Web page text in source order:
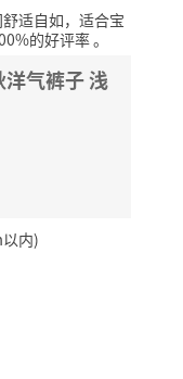
适自如，适合宝
的好评率。
气裤子 浅
内)